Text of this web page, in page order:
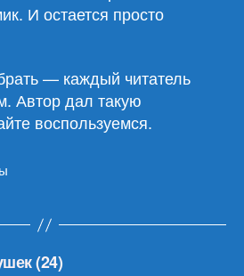
И остается просто
— каждый читатель
Автор дал такую
воспользуемся.
(24)